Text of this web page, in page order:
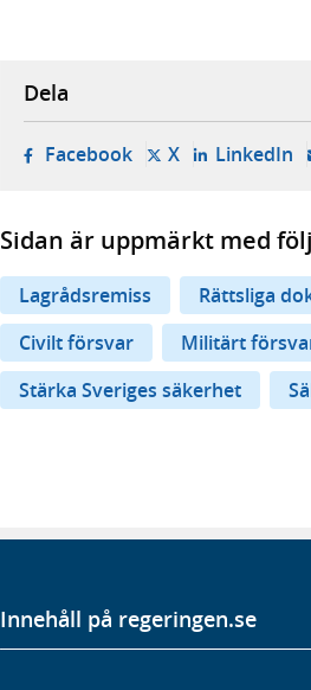
Dela
Facebook- öppnas i ny flik,
X- öppnas i ny
LinkedIn-
Sidan är uppmärkt med
Lagrådsremiss Rättsliga
Civilt försvar
Militärt
Stärka Sveriges säkerhet
Innehåll på regeringen.se